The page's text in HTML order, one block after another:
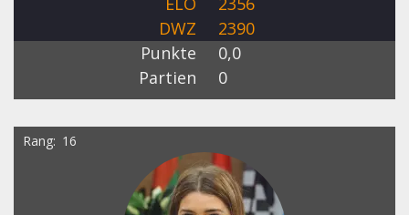
DWZ
2390
Punkte
0,0
Partien
0
Rang 16